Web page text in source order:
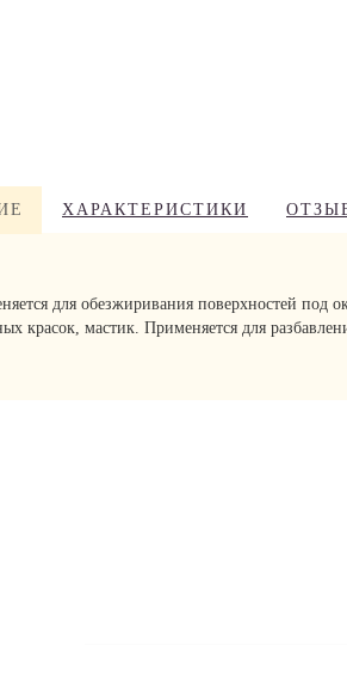
ХАРАКТЕРИСТИКИ
для обезжиривания поверхностей под
красок, мастик. Применяется для